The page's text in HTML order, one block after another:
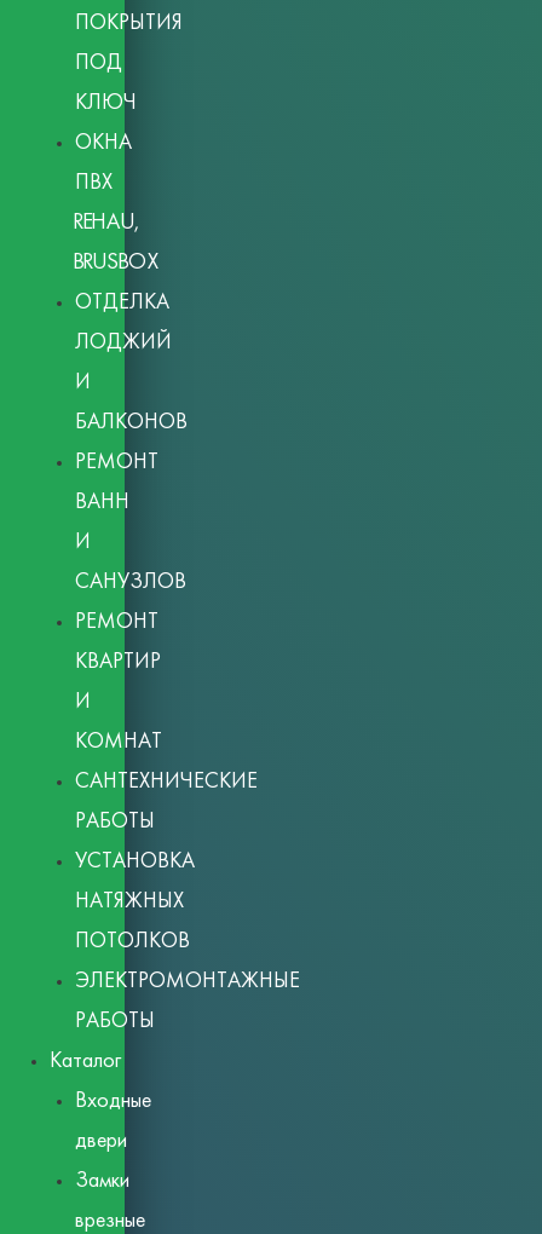
ПОКРЫТИЯ
ПОД
КЛЮЧ
ОКНА
ПВХ
REHAU,
BRUSBOX
ОТДЕЛКА
ЛОДЖИЙ
И
БАЛКОНОВ
РЕМОНТ
ВАНН
И
САНУЗЛОВ
РЕМОНТ
КВАРТИР
И
КОМНАТ
САНТЕХНИЧЕСКИЕ
РАБОТЫ
УСТАНОВКА
НАТЯЖНЫХ
ПОТОЛКОВ
ЭЛЕКТРОМОНТАЖНЫЕ
РАБОТЫ
Каталог
Входные
двери
Замки
врезные